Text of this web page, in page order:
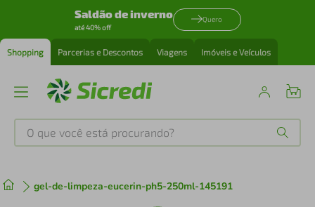
Saldão de inverno
até 40% off
Quero
Shopping Parcerias e Descontos Viagens Imóveis e Veículos
O que você está procurando?
gel-de-limpeza-eucerin-ph5-250ml-145191